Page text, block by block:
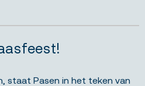
staat Pasen in het teken van